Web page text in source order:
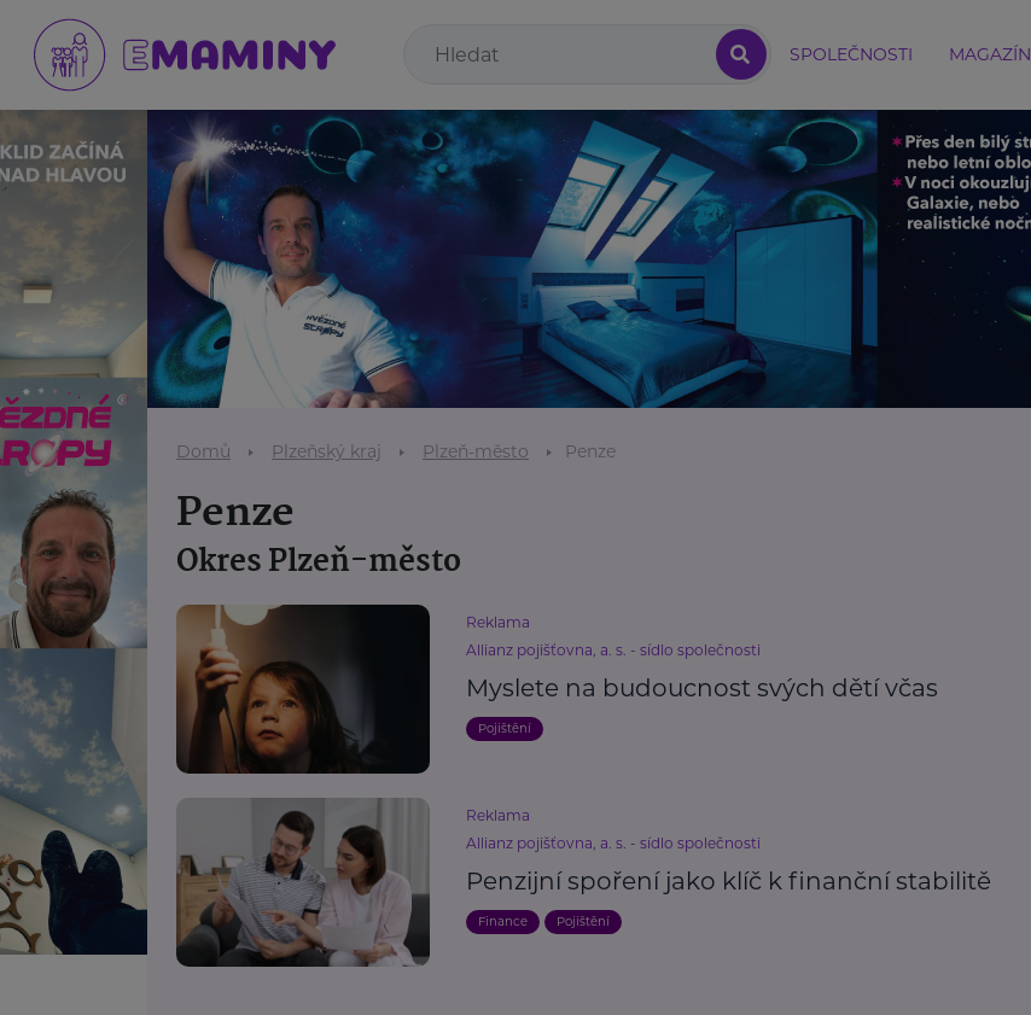
SPOLEČNOSTI MAGAZÍN
Domů Plzeňský kraj Plzeň-město Penze
Penze
Okres Plzeň-město
Reklama
Allianz pojišťovna, a. s. - sídlo společnosti
Myslete na budoucnost svých dětí včas
Pojištění
Reklama
Allianz pojišťovna, a. s. - sídlo společnosti
Penzijní spoření jako klíč k finanční stabilitě
Finance Pojištění